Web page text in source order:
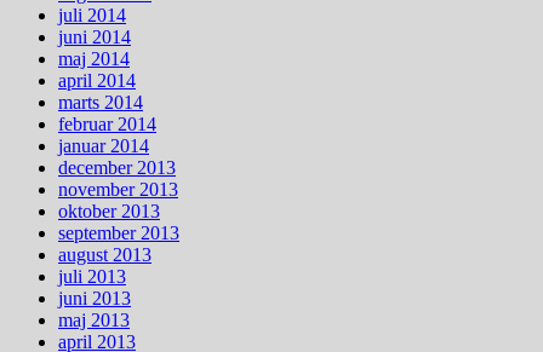
juli 2014
juni 2014
maj 2014
april 2014
marts 2014
februar 2014
januar 2014
december 2013
november 2013
oktober 2013
september 2013
august 2013
juli 2013
juni 2013
maj 2013
april 2013